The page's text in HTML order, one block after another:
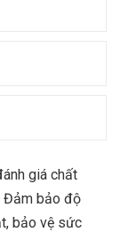
giá chất
Đảm bảo độ
bảo vệ sức